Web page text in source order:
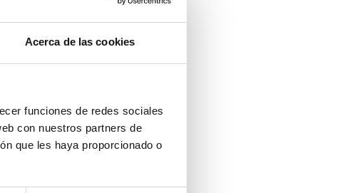
Acerca de las cookies
funciones de redes sociales
con nuestros partners de
que les haya proporcionado o